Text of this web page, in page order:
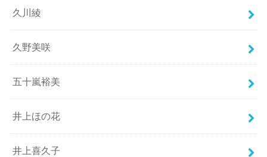
久川綾
久野美咲
五十嵐裕美
井上ほの花
井上喜久子